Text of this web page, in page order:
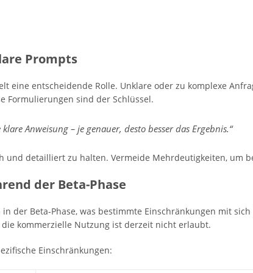
Prompts
eine entscheidende Rolle. Unklare oder zu komplexe
Formulierungen sind der Schlüssel.
Anweisung – je genauer, desto besser das Ergebnis.“
und detailliert zu halten. Vermeide Mehrdeutigkeiten, um
der Beta-Phase
der Beta-Phase, was bestimmte Einschränkungen mit
die kommerzielle Nutzung ist derzeit nicht erlaubt.
Einschränkungen: